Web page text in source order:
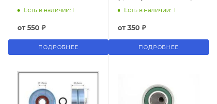
LUCAS D4062
Есть в наличии: 1
от550 ₽
ПОДРОБНЕЕ
MERCEDES-BENZ
96>.
Есть в наличии: 1
от350 ₽
ПОДРОБНЕЕ